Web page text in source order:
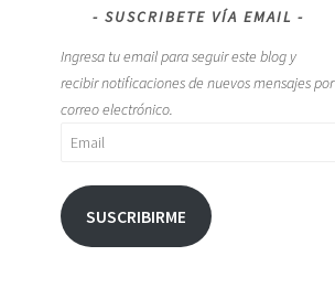
SUSCRIBETE VÍA EMAIL
Ingresa tu email para seguir este blog y
recibir notificaciones de nuevos mensajes por
correo electrónico.
Email
SUSCRIBIRME